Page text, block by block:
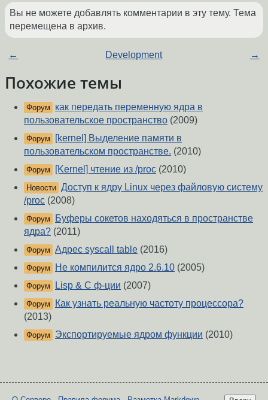
Вы не можете добавлять комментарии в эту тему. Тема
перемещена в архив.
← Development →
Похожие темы
Форум
как передать переменную ядра в
пользовательское пространство (2009)
Форум
[kernel] Выделение памяти в
пользовательском пространстве. (2010)
Форум [Kernel] чтение из /proc (2010)
Новости Доступ к ядру Linux через файловую систему
/proc (2008)
Форум
Буферы сокетов находяться в пространстве
ядра? (2011)
Форум Адрес syscall table (2016)
Форум Не компилится ядро 2.6.10 (2005)
Форум Lisp & C ф-ции (2007)
Форум
Как узнать реальную частоту процессора?
(2013)
Форум Экспортируемые ядром функции (2010)